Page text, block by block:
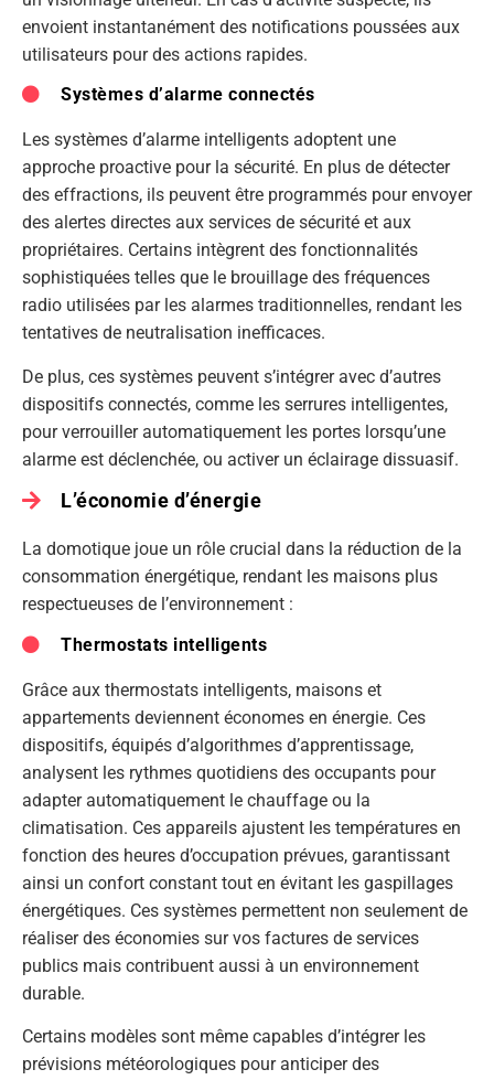
envoient instantanément des notifications poussées aux
utilisateurs pour des actions rapides.
Systèmes d’alarme connectés
Les systèmes d’alarme intelligents adoptent une
approche proactive pour la sécurité. En plus de détecter
des effractions, ils peuvent être programmés pour envoyer
des alertes directes aux services de sécurité et aux
propriétaires. Certains intègrent des fonctionnalités
sophistiquées telles que le brouillage des fréquences
radio utilisées par les alarmes traditionnelles, rendant les
tentatives de neutralisation inefficaces.
De plus, ces systèmes peuvent s’intégrer avec d’autres
dispositifs connectés, comme les serrures intelligentes,
pour verrouiller automatiquement les portes lorsqu’une
alarme est déclenchée, ou activer un éclairage dissuasif.
L’économie d’énergie
La domotique joue un rôle crucial dans la réduction de la
consommation énergétique, rendant les maisons plus
respectueuses de l’environnement :
Thermostats intelligents
Grâce aux thermostats intelligents, maisons et
appartements deviennent économes en énergie. Ces
dispositifs, équipés d’algorithmes d’apprentissage,
analysent les rythmes quotidiens des occupants pour
adapter automatiquement le chauffage ou la
climatisation. Ces appareils ajustent les températures en
fonction des heures d’occupation prévues, garantissant
ainsi un confort constant tout en évitant les gaspillages
énergétiques. Ces systèmes permettent non seulement de
réaliser des économies sur vos factures de services
publics mais contribuent aussi à un environnement
durable.
Certains modèles sont même capables d’intégrer les
prévisions météorologiques pour anticiper des